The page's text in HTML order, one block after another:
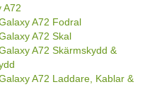
A72
A72 Fodral
A72 Skal
A72 Skärmskydd &
A72 Laddare, Kablar &